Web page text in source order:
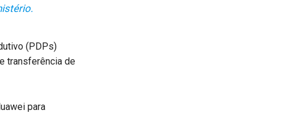
(PDPs)
transferência de
para